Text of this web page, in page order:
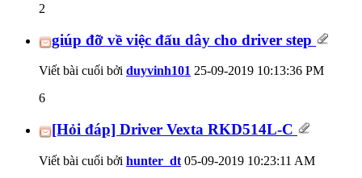
2
giúp đỡ về việc đấu dây cho driver step
Viết bài cuối bởi duyvinh101 25-09-2019 10:13:36 PM
6
[Hỏi đáp] Driver Vexta RKD514L-C
Viết bài cuối bởi hunter_dt 05-09-2019 10:23:11 AM